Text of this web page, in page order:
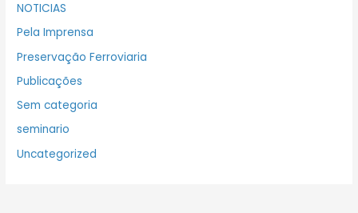
NOTICIAS
Pela Imprensa
Preservação Ferroviaria
Publicações
Sem categoria
seminario
Uncategorized